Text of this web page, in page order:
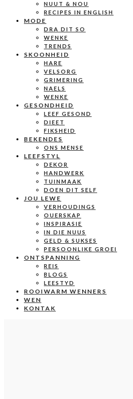
NUUT & NOU
RECIPES IN ENGLISH
MODE
DRA DIT SO
WENKE
TRENDS
SKOONHEID
HARE
VELSORG
GRIMERING
NAELS
WENKE
GESONDHEID
LEEF GESOND
DIEET
FIKSHEID
BEKENDES
ONS MENSE
LEEFSTYL
DEKOR
HANDWERK
TUINMAAK
DOEN DIT SELF
JOU LEWE
VERHOUDINGS
OUERSKAP
INSPIRASIE
IN DIE NUUS
GELD & SUKSES
PERSOONLIKE GROEI
ONTSPANNING
REIS
BLOGS
LEESTYD
ROOIWARM WENNERS
WEN
KONTAK